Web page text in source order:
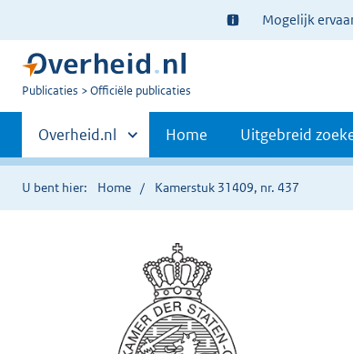
Ter
informatie:
Mogelijk
U
Publicaties Officiële publicaties
Primaire
navigatie
Andere
sites
binnen
Overheid.nl Home Uitgebreid
U bent hier: Home Kamerstuk 31409, nr. 437